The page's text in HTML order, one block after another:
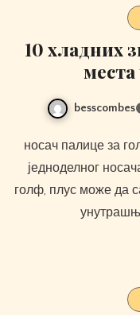
10 хладних
места
besscombes
носач палице за голф такође може бити комбинација
једноделног
голф, плус може да